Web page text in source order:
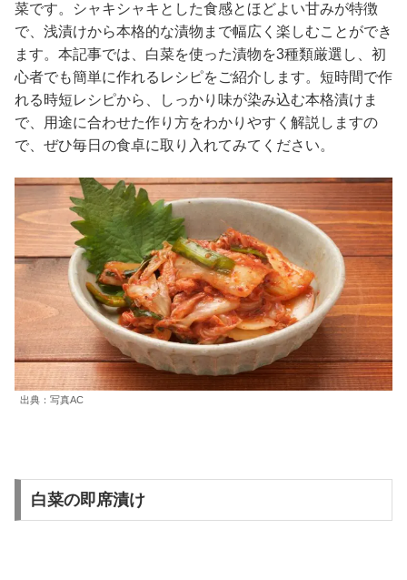
菜です。シャキシャキとした食感とほどよい甘みが特徴
で、浅漬けから本格的な漬物まで幅広く楽しむことができ
ます。本記事では、白菜を使った漬物を3種類厳選し、初
心者でも簡単に作れるレシピをご紹介します。短時間で作
れる時短レシピから、しっかり味が染み込む本格漬けま
で、用途に合わせた作り方をわかりやすく解説しますの
で、ぜひ毎日の食卓に取り入れてみてください。
出典：写真AC
白菜の即席漬け